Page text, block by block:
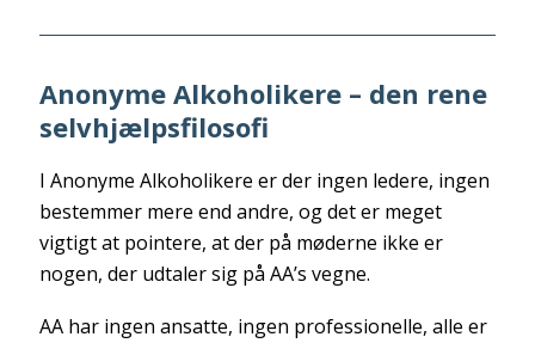
Anonyme Alkoholikere – den rene
selvhjælpsfilosofi
I Anonyme Alkoholikere er der ingen ledere, ingen
bestemmer mere end andre, og det er meget
vigtigt at pointere, at der på møderne ikke er
nogen, der udtaler sig på AA’s vegne.
AA har ingen ansatte, ingen professionelle, alle er